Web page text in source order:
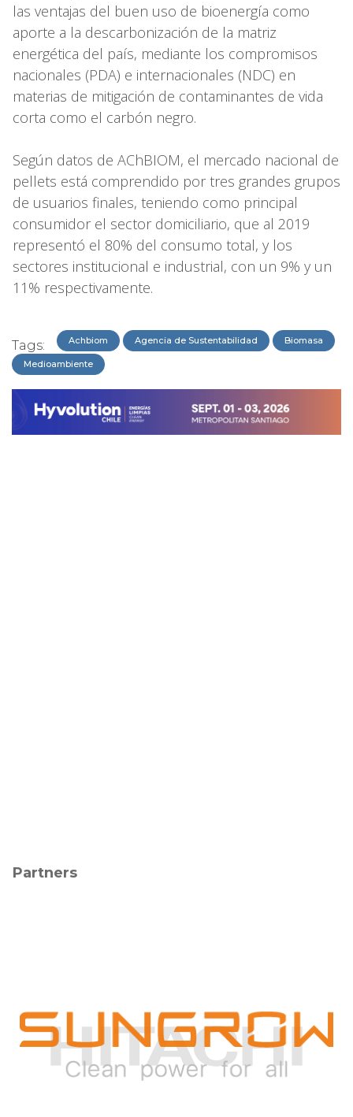
las ventajas del buen uso de bioenergía como
aporte a la descarbonización de la matriz
energética del país, mediante los compromisos
nacionales (PDA) e internacionales (NDC) en
materias de mitigación de contaminantes de vida
corta como el carbón negro.
Según datos de AChBIOM, el mercado nacional de
pellets está comprendido por tres grandes grupos
de usuarios finales, teniendo como principal
consumidor el sector domiciliario, que al 2019
representó el 80% del consumo total, y los
sectores institucional e industrial, con un 9% y un
11% respectivamente.
Tags: Achbiom Agencia de Sustentabilidad Biomasa
Medioambiente
Partners